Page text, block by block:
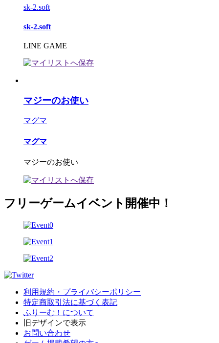
sk-2.soft
sk-2.soft
LINE GAME
マジーのお使い
マグマ
マグマ
マジーのお使い
フリーゲームイベント開催中！
利用規約・プライバシーポリシー
特定商取引法に基づく表記
ふりーむ！について
旧デザインで表示
お問い合わせ